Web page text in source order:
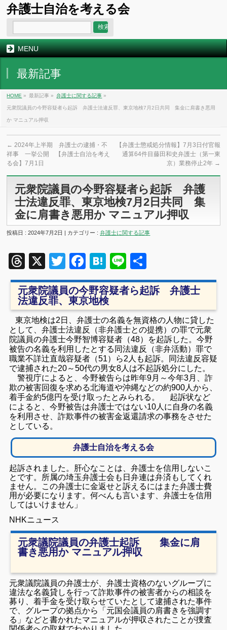
弁護士自治を考える会
MENU
最新記事
HOME » 最新記事 » 弁護士に関する記事 »
元衆院議員の今野容疑者ら起訴 弁護士法違反罪、東京地検7月2日共同 集金に肩書き悪用
か マニュアル押収
← 2024年上半期 弁護士の逮捕・不
祥事 一挙公開 【弁護士自治を考え
る会】7月1日
【弁護士懲戒処分情報】7月3日付官報
通算64件目藤田和史弁護士（第一東
京）業務停止2年 →
元衆院議員の今野容疑者ら起訴 弁護
士法違反罪、東京地検7月2日共同 集
金に肩書き悪用か マニュアル押収
投稿日 : 2024年7月2日 | カテゴリー :弁護士に関する記事
Threads
X TwitterFacebook
Hatena
Line
有
元衆院議員の今野容疑者ら起訴 弁護士
法違反罪、東京地検
東京地検は2日、弁護士の名義を無資格の人物に貸した
として、弁護士法違反（非弁護士との提携）の罪で元衆
院議員の弁護士今野智博容疑者（48）を起訴した。今野
被告の名義を利用したとする同法違反（非弁活動）罪で
職業不詳辻直哉容疑者（51）ら2人も起訴。同法違反容疑
で逮捕された20～50代の男女8人は不起訴処分にした。
警視庁によると、今野被告らは昨年9月～今年3月、詐
欺の被害回復を求める北海道や沖縄などの約900人から、
着手金約5億円を受け取ったとみられる。 起訴状など
によると、今野被告は弁護士ではない10人に自身の名義
を利用させ、詐欺事件の被害金返還請求の事務をさせた
としている。
弁護士自治を考える会
起訴されました。肝心なことは、弁護士を信用しないこ
とです。所属の埼玉弁護士会も日弁連は弁済もしてくれ
ません。この弁護士に金返せと訴えるにはまた弁護士費
用が必要になります。何べんも言います、弁護士を信用
してはいけません」
NHKニュース
元衆議院議員の弁護士起訴 集金に肩
書き悪用か マニュアル押収
元衆議院議員の弁護士が、弁護士資格のないグループに
違法な名義貸しを行って詐欺事件の被害者からの相談を
募り、着手金を受け取らせていたとして逮捕された事件
で、グループの拠点から「元国会議員の肩書きを強調す
る」などと書かれたマニュアルが押収されたことが捜査